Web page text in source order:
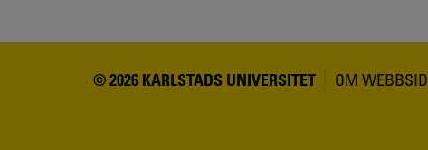
© 2026 KARLSTADS UNIVERSITET OM